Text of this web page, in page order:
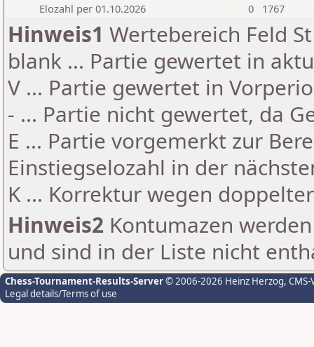
Elozahl per 01.10.2026
0 1767
Hinweis1 Wertebereich Feld
blank ... Partie gewertet in
V ... Partie gewertet in
- ... Partie nicht gewertet, da
E ... Partie vorgemerkt zur
Einstiegselozahl in der
K ... Korrektur wegen
Hinweis2 Kontumazen
und sind in der Liste nicht
Chess-Tournament-Results-Server© 2006-2026 Heinz Herzog,
Legal details/Terms of use